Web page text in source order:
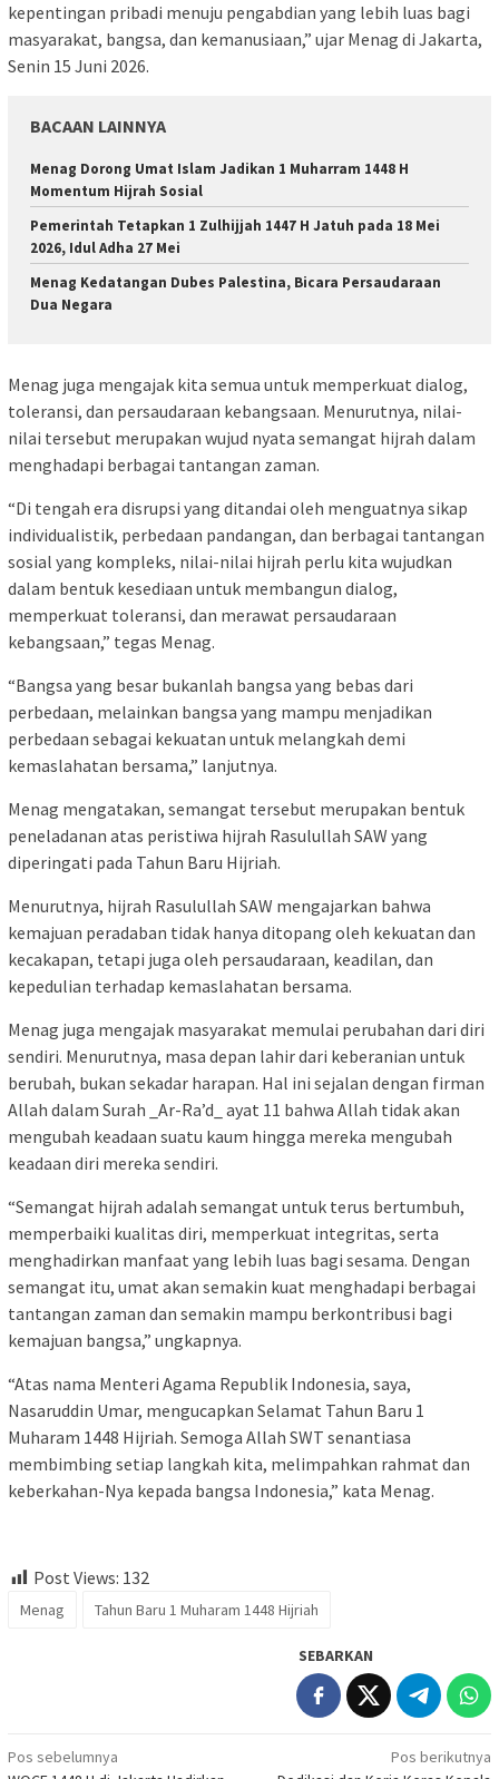
kepentingan pribadi menuju pengabdian yang lebih luas bagi
masyarakat, bangsa, dan kemanusiaan,” ujar Menag di Jakarta,
Senin 15 Juni 2026.
BACAAN LAINNYA
Menag Dorong Umat Islam Jadikan 1 Muharram 1448 H
Momentum Hijrah Sosial
Pemerintah Tetapkan 1 Zulhijjah 1447 H Jatuh pada 18 Mei
2026, Idul Adha 27 Mei
Menag Kedatangan Dubes Palestina, Bicara Persaudaraan
Dua Negara
Menag juga mengajak kita semua untuk memperkuat dialog,
toleransi, dan persaudaraan kebangsaan. Menurutnya, nilai-
nilai tersebut merupakan wujud nyata semangat hijrah dalam
menghadapi berbagai tantangan zaman.
“Di tengah era disrupsi yang ditandai oleh menguatnya sikap
individualistik, perbedaan pandangan, dan berbagai tantangan
sosial yang kompleks, nilai-nilai hijrah perlu kita wujudkan
dalam bentuk kesediaan untuk membangun dialog,
memperkuat toleransi, dan merawat persaudaraan
kebangsaan,” tegas Menag.
“Bangsa yang besar bukanlah bangsa yang bebas dari
perbedaan, melainkan bangsa yang mampu menjadikan
perbedaan sebagai kekuatan untuk melangkah demi
kemaslahatan bersama,” lanjutnya.
Menag mengatakan, semangat tersebut merupakan bentuk
peneladanan atas peristiwa hijrah Rasulullah SAW yang
diperingati pada Tahun Baru Hijriah.
Menurutnya, hijrah Rasulullah SAW mengajarkan bahwa
kemajuan peradaban tidak hanya ditopang oleh kekuatan dan
kecakapan, tetapi juga oleh persaudaraan, keadilan, dan
kepedulian terhadap kemaslahatan bersama.
Menag juga mengajak masyarakat memulai perubahan dari diri
sendiri. Menurutnya, masa depan lahir dari keberanian untuk
berubah, bukan sekadar harapan. Hal ini sejalan dengan firman
Allah dalam Surah _Ar-Ra’d_ ayat 11 bahwa Allah tidak akan
mengubah keadaan suatu kaum hingga mereka mengubah
keadaan diri mereka sendiri.
“Semangat hijrah adalah semangat untuk terus bertumbuh,
memperbaiki kualitas diri, memperkuat integritas, serta
menghadirkan manfaat yang lebih luas bagi sesama. Dengan
semangat itu, umat akan semakin kuat menghadapi berbagai
tantangan zaman dan semakin mampu berkontribusi bagi
kemajuan bangsa,” ungkapnya.
“Atas nama Menteri Agama Republik Indonesia, saya,
Nasaruddin Umar, mengucapkan Selamat Tahun Baru 1
Muharam 1448 Hijriah. Semoga Allah SWT senantiasa
membimbing setiap langkah kita, melimpahkan rahmat dan
keberkahan-Nya kepada bangsa Indonesia,” kata Menag.
Post Views: 132
Menag Tahun Baru 1 Muharam 1448 Hijriah
SEBARKAN
Navigasi
Pos sebelumnya
Pos berikutnya